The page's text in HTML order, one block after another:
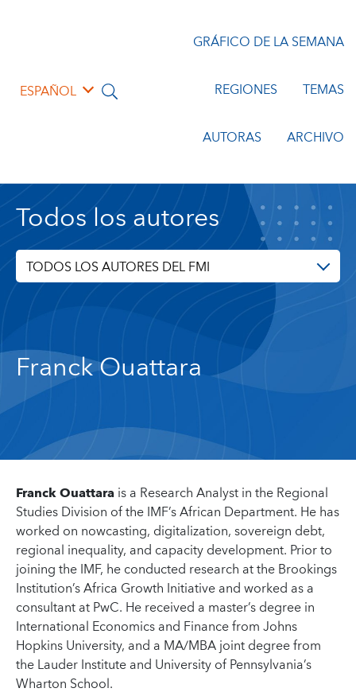
ESPAÑOL
GRÁFICO DE LA SEMANA
REGIONES TEMAS
AUTORAS ARCHIVO
Todos los autores
TODOS LOS AUTORES DEL FMI
Franck Ouattara
Franck Ouattarais a Research Analyst in the Regional
Studies Division of the IMF’s African Department. He has
worked on nowcasting, digitalization, sovereign debt,
regional inequality, and capacity development. Prior to
joining the IMF, he conducted research at the Brookings
Institution’s Africa Growth Initiative and worked as a
consultant at PwC. He received a master’s degree in
International Economics and Finance from Johns
Hopkins University, and a MA/MBA joint degree from
the Lauder Institute and University of Pennsylvania’s
Wharton School.